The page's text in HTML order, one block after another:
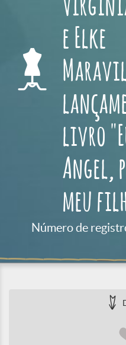
e Elke
livro
Angel,
meu
Número de